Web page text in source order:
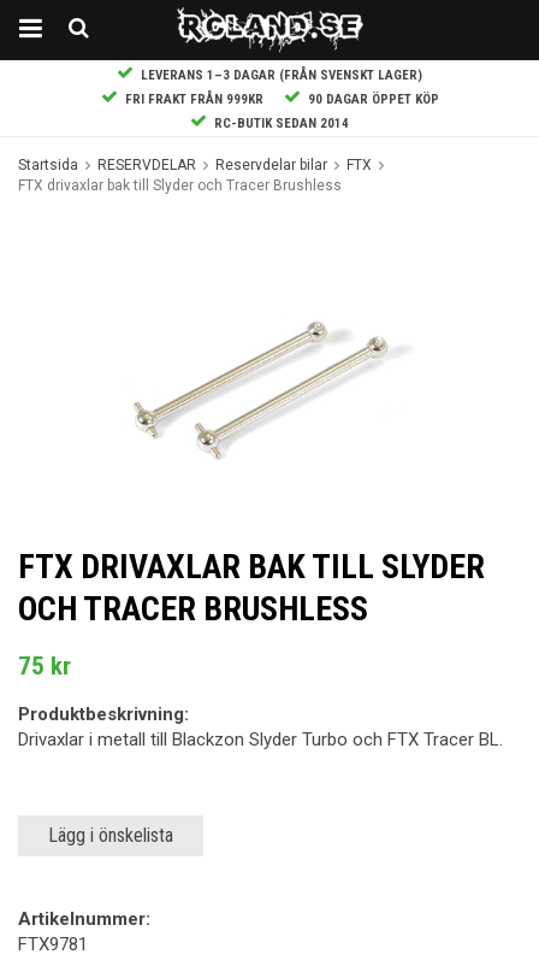
LEVERANS 1–3 DAGAR (FRÅN SVENSKT LAGER)
FRI FRAKT FRÅN 999KR
90 DAGAR ÖPPET KÖP
RC-BUTIK SEDAN 2014
Startsida RESERVDELAR Reservdelar bilar
FTX
FTX drivaxlar bak till Slyder och Tracer Brushless
FTX DRIVAXLAR BAK TILL SLYDER
OCH TRACER BRUSHLESS
75 kr
Produktbeskrivning:
Drivaxlar i metall till Blackzon Slyder Turbo och FTX Tracer BL.
Lägg i önskelista
Artikelnummer:
FTX9781